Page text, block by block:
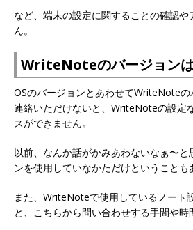
など、端末の設定に関することの確認
ん。
WriteNoteのバージョン
OSのバージョンとあわせてWriteNote
連絡いただけないと、WriteNoteの設定
スができません。
以前、なんか話がかみあわないなぁ〜と
ンを使用していなかただけということも
また、WriteNoteで使用しているノート
と、こちらから問い合わせする手間や時